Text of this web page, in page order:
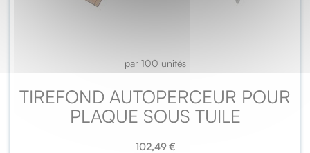
par 100 unités
TIREFOND AUTOPERCEUR POUR
PLAQUE SOUS TUILE
102,49 €